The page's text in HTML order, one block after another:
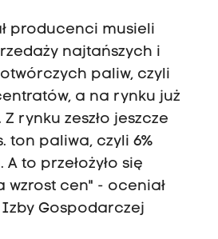
producenci musieli
najtańszych i
paliw, czyli
a na rynku już
rynku zeszło jeszcze
ton paliwa, czyli 6%
to przełożyło się
cen" - oceniał
Izby Gospodarczej